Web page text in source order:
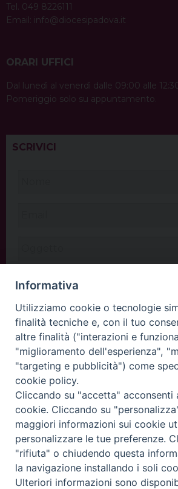
Tel. 049 8226111
Email: info@diocesipadova.it
ORARI UFFICI
Dal lunedì al venerdì dalle 09:00 alle
Pomeriggio solo su appuntamento.
SCRIVICI
INVIA
Copyright© ChiesadiPadova2022
Preferenze Cookie
Informativa
Utilizziamo cookie o tecnologie
finalità tecniche e, con il tuo
altre finalità ("interazioni e
"miglioramento dell'esperienza",
"targeting e pubblicità") come
cookie policy.
Cliccando su "accetta" acconsenti
cookie. Cliccando su
maggiori informazioni sui cookie
personalizzare le tue preferenze.
"rifiuta" o chiudendo questa
la navigazione installando i soli
Ulteriori informazioni sono